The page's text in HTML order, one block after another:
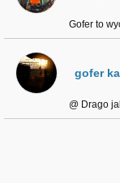
Gofer to
gofer
@ Drago